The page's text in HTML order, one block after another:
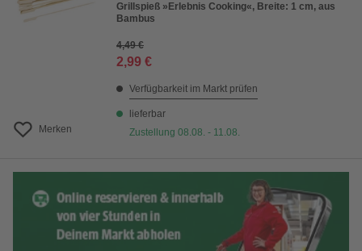
Merken
Grillspieß »Erlebnis Cooking«, Breite: 1 cm, aus
Bambus
4,49 €
2,99 €
Verfügbarkeit im Markt prüfen
lieferbar
Zustellung 08.08. - 11.08.